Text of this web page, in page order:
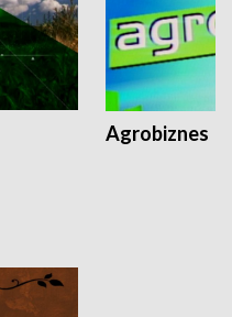
Agrobiznes